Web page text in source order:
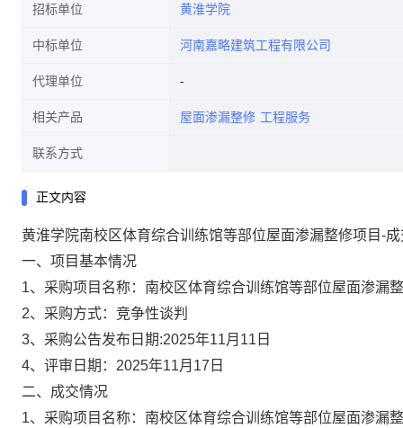
招标单位 黄淮学院
中标单位 河南嘉略建筑工程有限公司
代理单位
相关产品 屋面渗漏整修 工程服务
联系方式
正文内容
黄淮学院南校区体育综合训练馆等部位屋面渗漏整修项目-
一、项目基本情况
1、采购项目名称：南校区体育综合训练馆等部位屋面渗漏
2、采购方式：竞争性谈判
3、采购公告发布日期:2025年11月11日
4、评审日期：2025年11月17日
二、成交情况
1、采购项目名称：南校区体育综合训练馆等部位屋面渗漏